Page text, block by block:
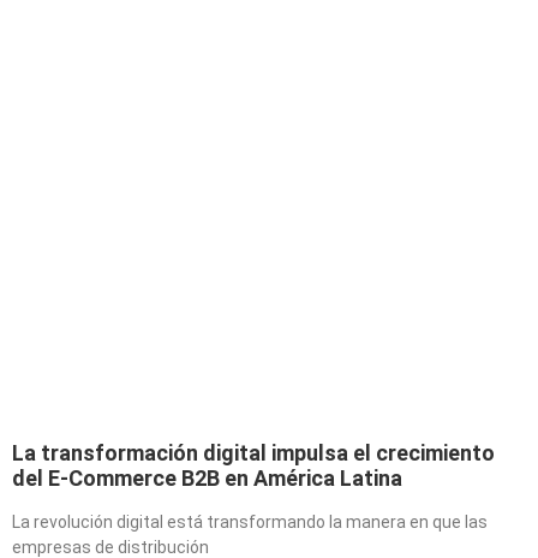
La transformación digital impulsa el crecimiento
del E-Commerce B2B en América Latina
La revolución digital está transformando la manera en que las
empresas de distribución